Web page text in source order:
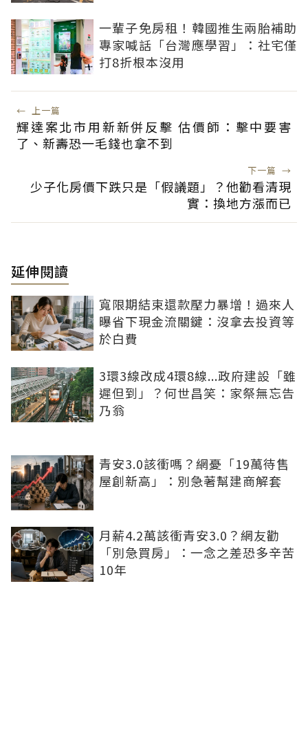
一輩子免房租！韓國推生兩胎補助
專家喊話「台灣應學習」：社宅僅
打8折根本沒用
← 上一篇
輝達案北市用新新併反擊 估價師：擊中要害
了、新壽恐一毛錢也拿不到
下一篇 →
少子化房價下跌只是「假議題」？他勸看清現
實：換地方漲而已
延伸閱讀
寬限期結束還款壓力暴增！過來人
曝省下現金流關鍵：沒拿去投資等
於白費
3環3線改成4環8線...政府建設「雖
遲但到」？何世昌笑：家祭無忘告
乃翁
青安3.0該衝嗎？網憂「19萬待售
屋創新高」：別急著幫建商解套
月薪4.2萬該衝青安3.0？網友勸
「別急買房」：一念之差恐多辛苦
10年